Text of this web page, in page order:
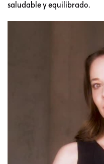
saludable y equilibrado.